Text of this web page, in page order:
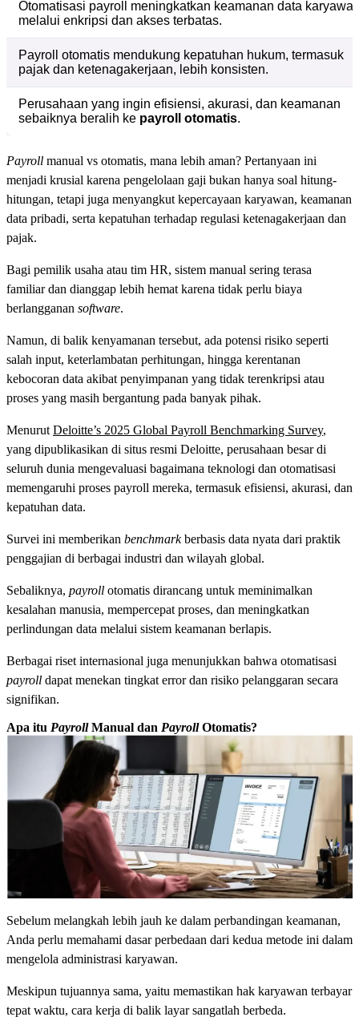
Otomatisasi payroll meningkatkan keamanan data
melalui enkripsi dan akses terbatas.
Payroll otomatis mendukung kepatuhan hukum, termasuk
pajak dan ketenagakerjaan, lebih konsisten.
Perusahaan yang ingin efisiensi, akurasi, dan keamanan
sebaiknya beralih ke payroll otomatis.
Payroll manual vs otomatis, mana lebih aman? Pertanyaan ini
menjadi krusial karena pengelolaan gaji bukan hanya soal hitung-
hitungan, tetapi juga menyangkut kepercayaan karyawan, keamanan
data pribadi, serta kepatuhan terhadap regulasi ketenagakerjaan dan
pajak.
Bagi pemilik usaha atau tim HR, sistem manual sering terasa
familiar dan dianggap lebih hemat karena tidak perlu biaya
berlangganan software.
Namun, di balik kenyamanan tersebut, ada potensi risiko seperti
salah input, keterlambatan perhitungan, hingga kerentanan
kebocoran data akibat penyimpanan yang tidak terenkripsi atau
proses yang masih bergantung pada banyak pihak.
Menurut Deloitte’s 2025 Global Payroll Benchmarking Survey,
yang dipublikasikan di situs resmi Deloitte, perusahaan besar di
seluruh dunia mengevaluasi bagaimana teknologi dan otomatisasi
memengaruhi proses payroll mereka, termasuk efisiensi, akurasi, dan
kepatuhan data.
Survei ini memberikan benchmarkberbasis data nyata dari praktik
penggajian di berbagai industri dan wilayah global.
Sebaliknya, payroll otomatis dirancang untuk meminimalkan
kesalahan manusia, mempercepat proses, dan meningkatkan
perlindungan data melalui sistem keamanan berlapis.
Berbagai riset internasional juga menunjukkan bahwa otomatisasi
payroll dapat menekan tingkat error dan risiko pelanggaran secara
signifikan.
Apa itu PayrollManual dan PayrollOtomatis?
Sebelum melangkah lebih jauh ke dalam perbandingan keamanan,
Anda perlu memahami dasar perbedaan dari kedua metode ini dalam
mengelola administrasi karyawan.
Meskipun tujuannya sama, yaitu memastikan hak karyawan terbayar
tepat waktu, cara kerja di balik layar sangatlah berbeda.